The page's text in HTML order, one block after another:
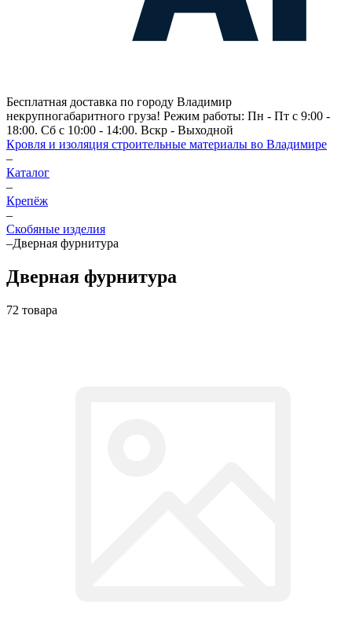
Бесплатная доставка по городу Владимир
некрупногабаритного груза! Режим работы: Пн - Пт с 9:00 -
18:00. Сб с 10:00 - 14:00. Вскр - Выходной
Кровля и изоляция строительные материалы во Владимире
–
Каталог
–
Крепёж
–
Скобяные изделия
–Дверная фурнитура
Дверная фурнитура
72 товара